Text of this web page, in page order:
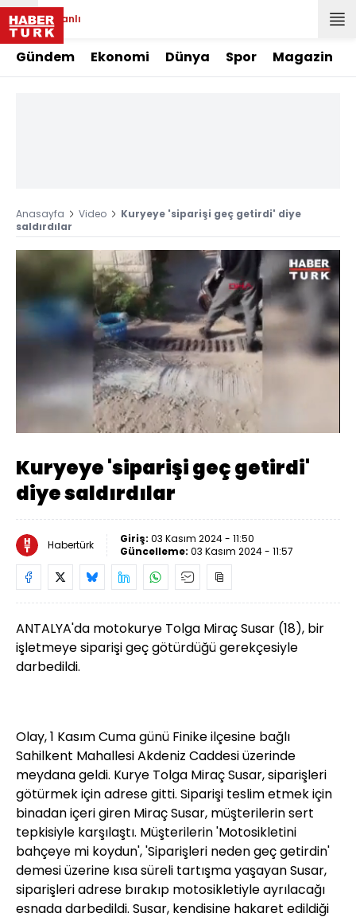
Canlı
Gündem Ekonomi Dünya Spor Magazin
Anasayfa Video
Kuryeye 'siparişi geç getirdi' diye
saldırdılar
Aç
Yüklendi:
25.75%
Hızı
Kuryeye 'siparişi geç getirdi'
diye saldırdılar
Habertürk Giriş: 03 Kasım 2024 - 11:50
Güncelleme: 03 Kasım 2024 - 11:57
ANTALYA'da motokurye Tolga Miraç Susar (18), bir
işletmeye siparişi geç götürdüğü gerekçesiyle
darbedildi.
Olay, 1 Kasım Cuma günü Finike ilçesine bağlı
Sahilkent Mahallesi Akdeniz Caddesi üzerinde
meydana geldi. Kurye Tolga Miraç Susar, siparişleri
götürmek için adrese gitti. Siparişi teslim etmek için
binadan içeri giren Miraç Susar, müşterilerin sert
tepkisiyle karşılaştı. Müşterilerin 'Motosikletini
bahçeye mi koydun', 'Siparişleri neden geç getirdin'
demesi üzerine kısa süreli tartışma yaşayan Susar,
siparişleri adrese bırakıp motosikletiyle ayrılacağı
esnada darbedildi. Susar, kendisine hakaret edildiği